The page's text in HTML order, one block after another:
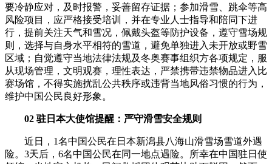
要冷静应对，及时报警，妥善留存证据；参加滑雪、跳伞等高
风险项目，应严格接受培训，并在专业人士指导和陪同下进
行，提前关注天气和雪况，佩戴头盔等防护设备，遵守雪场规
则，选择与自身水平相符的雪道，避免单独进入未开放或野雪
区域；自觉遵守当地法律法规及冬奥赛事组织方各项规定，服
从现场管理，文明观赛，理性表达，严禁携带违禁物品进入比
赛场馆，不得实施扰乱公共秩序或违背当地风俗习惯的行为，
维护中国公民良好形象。
02 驻日本大使馆提醒：严守滑雪安全规则
近日，1名中国公民在日本新潟县八海山滑雪场雪道外遇
险。3天后，6名中国公民在同一地点遇险。所幸在中国驻日使